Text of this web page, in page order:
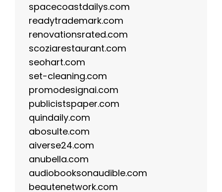
spacecoastdailys.com
readytrademark.com
renovationsrated.com
scoziarestaurant.com
seohart.com
set-cleaning.com
promodesignai.com
publicistspaper.com
quindaily.com
abosulte.com
aiverse24.com
anubella.com
audiobooksonaudible.com
beautenetwork.com